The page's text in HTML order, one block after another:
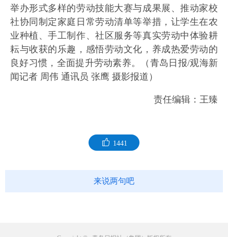
举办形式多样的劳动技能大赛与成果展、推动家校
社协同制定家庭日常劳动清单等举措，让学生在农
业种植、手工制作、社区服务等真实劳动中体验耕
耘与收获的乐趣，感悟劳动文化，养成热爱劳动的
良好习惯，全面提升劳动素养。（青岛日报/观海新
闻记者 周伟 通讯员 张鹰 摄影报道）
责任编辑：王臻
1441
来说两句吧